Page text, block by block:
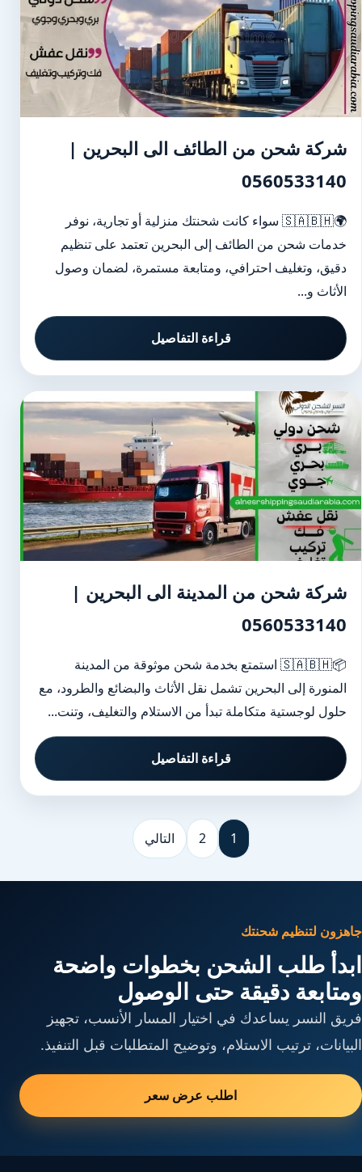
شركة شحن من الطائف الى البحرين |
0560533140
🌍🇸🇦🇧🇭 سواء كانت شحنتك منزلية أو تجارية، نوفر
خدمات شحن من الطائف إلى البحرين تعتمد على تنظيم
دقيق، وتغليف احترافي، ومتابعة مستمرة، لضمان وصول
الأثاث و...
قراءة التفاصيل
شركة شحن من المدينة الى البحرين |
0560533140
📦🇸🇦🇧🇭 استمتع بخدمة شحن موثوقة من المدينة
المنورة إلى البحرين تشمل نقل الأثاث والبضائع والطرود، مع
حلول لوجستية متكاملة تبدأ من الاستلام والتغليف، وتنت...
قراءة التفاصيل
1
2 التالي
جاهزون لتنظيم شحنتك
ابدأ طلب الشحن بخطوات واضحة
ومتابعة دقيقة حتى الوصول
فريق النسر يساعدك في اختيار المسار الأنسب، تجهيز
البيانات، ترتيب الاستلام، وتوضيح المتطلبات قبل التنفيذ.
اطلب عرض سعر